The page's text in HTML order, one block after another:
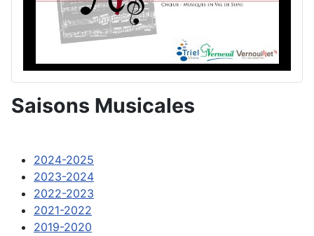
Saisons Musicales
2024-2025
2023-2024
2022-2023
2021-2022
2019-2020